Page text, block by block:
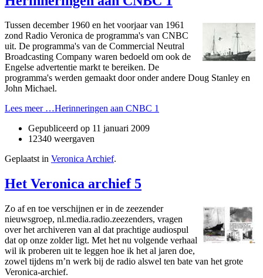
Tussen december 1960 en het voorjaar van 1961
zond Radio Veronica de programma's van CNBC
uit. De programma's van de Commercial Neutral
Broadcasting Company waren bedoeld om ook de
Engelse advertentie markt te bereiken. De
programma's werden gemaakt door o­nder andere Doug Stanley en
John Michael.
Lees meer …Herinneringen aan CNBC 1
Gepubliceerd op 11 januari 2009
12340 weergaven
Geplaatst in Veronica Archief.
Het Veronica archief 5
Zo af en toe verschijnen er in de zeezender
nieuwsgroep, nl.media.radio.zeezenders, vragen
over het archiveren van al dat prachtige audiospul
dat op o­nze zolder ligt. Met het nu volgende verhaal
wil ik proberen uit te leggen hoe ik het al jaren doe,
zowel tijdens m’n werk bij de radio alswel ten bate van het grote
Veronica-archief.